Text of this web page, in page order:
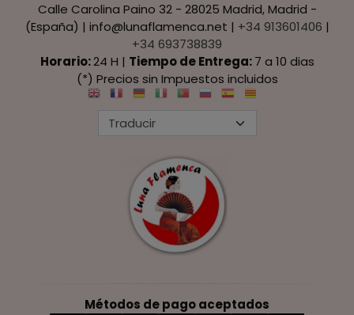
Calle Carolina Paino 32 - 28025 Madrid, Madrid -
(España) | info@lunaflamenca.net | +34 913601406 |
+34 693738839
Horario:24 H | Tiempo de Entrega:7 a 10 dias
(*) Precios sin Impuestos incluidos
Métodos de pago aceptados